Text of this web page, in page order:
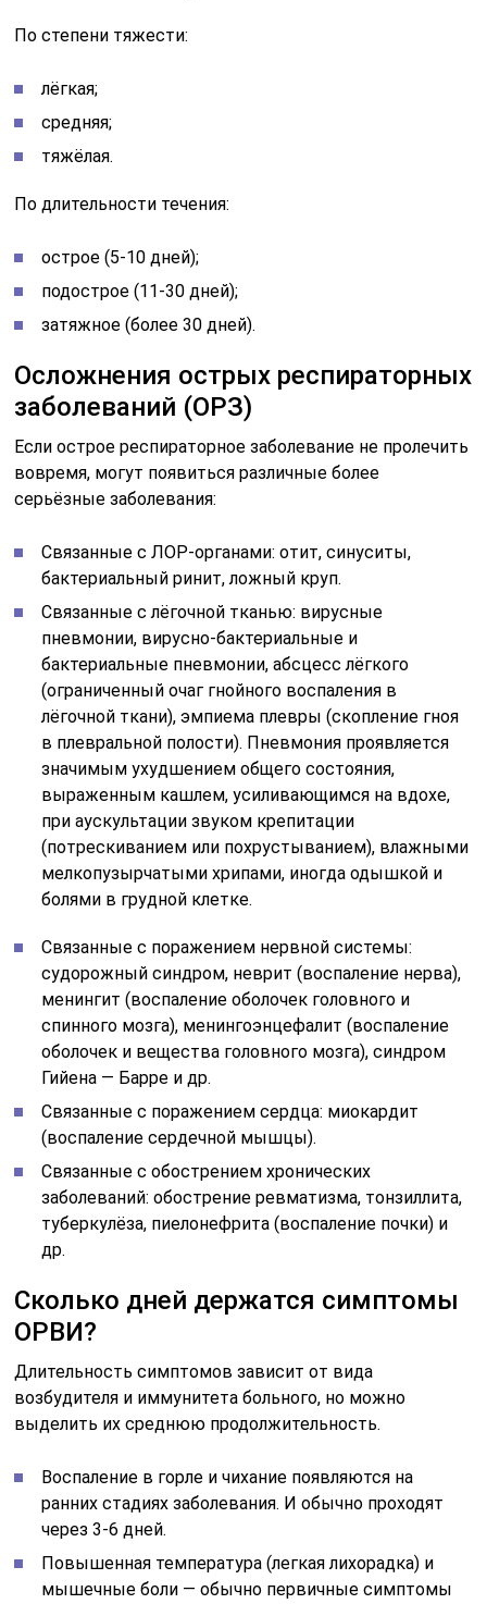
По степени тяжести:
лёгкая;
средняя;
тяжёлая.
По длительности течения:
острое (5-10 дней);
подострое (11-30 дней);
затяжное (более 30 дней).
Осложнения острых респираторных
заболеваний (ОРЗ)
Если острое респираторное заболевание не пролечить
вовремя, могут появиться различные более
серьёзные заболевания:
Связанные с ЛОР-органами: отит, синуситы,
бактериальный ринит, ложный круп.
Связанные с лёгочной тканью: вирусные
пневмонии, вирусно-бактериальные и
бактериальные пневмонии, абсцесс лёгкого
(ограниченный очаг гнойного воспаления в
лёгочной ткани), эмпиема плевры (скопление гноя
в плевральной полости). Пневмония проявляется
значимым ухудшением общего состояния,
выраженным кашлем, усиливающимся на вдохе,
при аускультации звуком крепитации
(потрескиванием или похрустыванием), влажными
мелкопузырчатыми хрипами, иногда одышкой и
болями в грудной клетке.
Связанные с поражением нервной системы:
судорожный синдром, неврит (воспаление нерва),
менингит (воспаление оболочек головного и
спинного мозга), менингоэнцефалит (воспаление
оболочек и вещества головного мозга), синдром
Гийена — Барре и др.
Связанные с поражением сердца: миокардит
(воспаление сердечной мышцы).
Связанные с обострением хронических
заболеваний: обострение ревматизма, тонзиллита,
туберкулёза, пиелонефрита (воспаление почки) и
др.
Сколько дней держатся симптомы
ОРВИ?
Длительность симптомов зависит от вида
возбудителя и иммунитета больного, но можно
выделить их среднюю продолжительность.
Воспаление в горле и чихание появляются на
ранних стадиях заболевания. И обычно проходят
через 3-6 дней.
Повышенная температура (легкая лихорадка) и
мышечные боли — обычно первичные симптомы